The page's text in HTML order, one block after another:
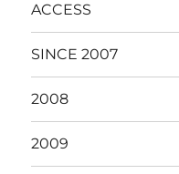
ACCESS
SINCE 2007
2008
2009